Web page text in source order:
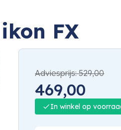
FX
Adviesprijs:529,00
469,00
In winkel op